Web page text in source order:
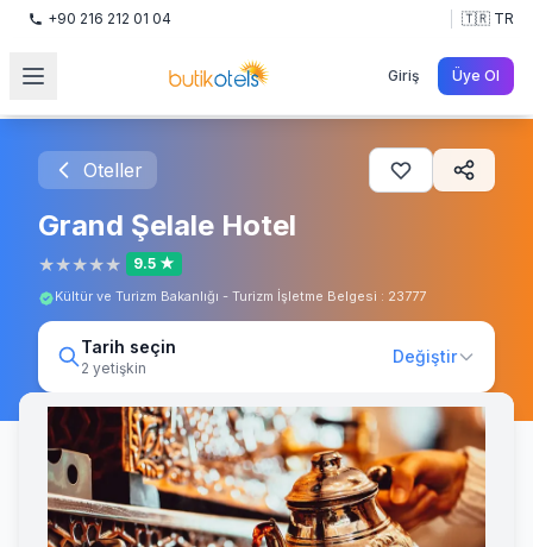
+90 216 212 01 04 🇹🇷 TR
Giriş Üye Ol
Oteller
Grand Şelale Hotel
★★★★★ 9.5 ★
Kültür ve Turizm Bakanlığı - Turizm İşletme Belgesi : 23777
Tarih seçin
2 yetişkin
Değiştir